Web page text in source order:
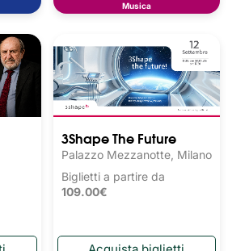
Musica
3Shape The Future
Palazzo Mezzanotte, Milano
Biglietti a partire da
109.00€